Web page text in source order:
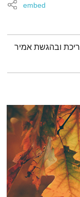
embed
ובהגשת אמיר